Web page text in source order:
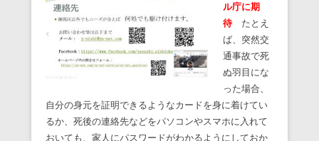
ル庁に期
待たとえ
ば、突然交
通事故で死
ぬ羽目にな
った場合、
自分の身元を証明できるようなカードを身に着けてい
るか、死後の連絡先などをパソコンやスマホに入れて
おいても、家人にパスワードがわかるようにしておか